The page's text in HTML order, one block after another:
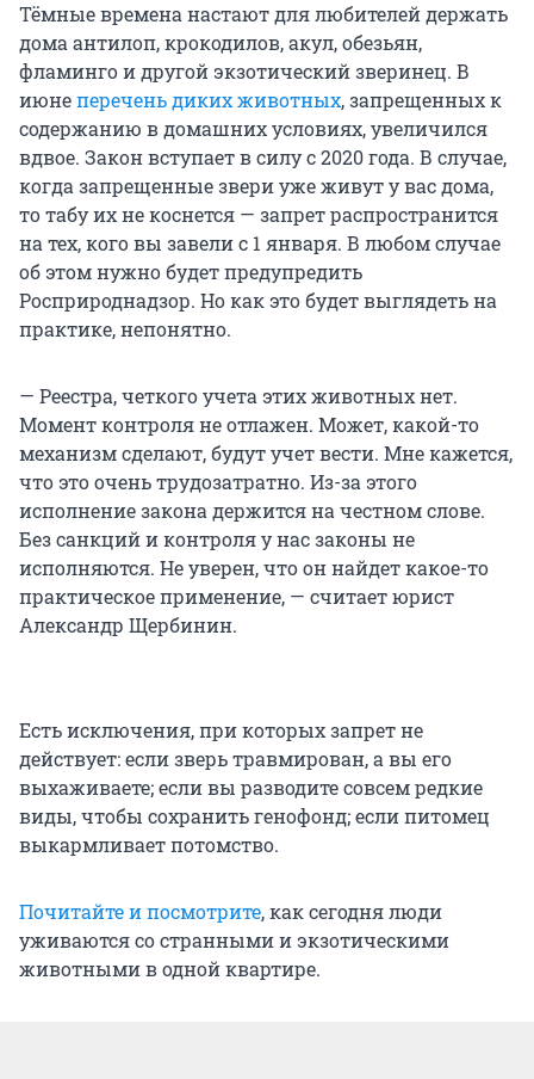
Тёмные времена настают для любителей держать
дома антилоп, крокодилов, акул, обезьян,
фламинго и другой экзотический зверинец. В
июнеперечень диких животных, запрещенных к
содержанию в домашних условиях, увеличился
вдвое. Закон вступает в силу с 2020 года. В случае,
когда запрещенные звери уже живут у вас дома,
то табу их не коснется — запрет распространится
на тех, кого вы завели с 1 января. В любом случае
об этом нужно будет предупредить
Росприроднадзор. Но как это будет выглядеть на
практике, непонятно.
— Реестра, четкого учета этих животных нет.
Момент контроля не отлажен. Может, какой-то
механизм сделают, будут учет вести. Мне кажется,
что это очень трудозатратно. Из-за этого
исполнение закона держится на честном слове.
Без санкций и контроля у нас законы не
исполняются. Не уверен, что он найдет какое-то
практическое применение, — считает юрист
Александр Щербинин.
Есть исключения, при которых запрет не
действует: если зверь травмирован, а вы его
выхаживаете; если вы разводите совсем редкие
виды, чтобы сохранить генофонд; если питомец
выкармливает потомство.
Почитайте и посмотрите, как сегодня люди
уживаются со странными и экзотическими
животными в одной квартире.